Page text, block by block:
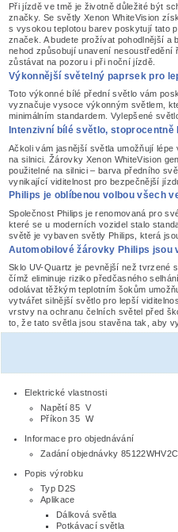
Při jízdě ve tmě je životně důležité být
značky. Se světly Xenon WhiteVision
s vysokou teplotou barev poskytují tato
značek. A budete prožívat pohodlnější
nehod způsobují unavení nesoustředění
zůstávat na pozoru i při noční jízdě.
Výkonnější světelný paprsek pro
Toto výkonné bílé přední světlo vám
vyznačuje vysoce výkonným světlem,
minimálním standardem. Vylepšené
Intenzivní bílé světlo, stoprocentně
Ačkoli vám jasnější světla umožňují
na silnici. Žárovky Xenon WhiteVision
použitelné na silnici – barva předního
vynikající viditelnost pro bezpečnější
Philips je oblíbenou volbou všech
Společnost Philips je renomovaná pro
které se u moderních vozidel stalo
světě je vybaven světly Philips, která
Automobilové žárovky Philips jsou
Sklo UV-Quartz je pevnější než tvrzené
čímž eliminuje riziko předčasného
odolávat těžkým teplotním šokům
vytvářet silnější světlo pro lepší
vrstvy na ochranu čelních světel před
to, že tato světla jsou stavěna tak, aby
Elektrické vlastnosti
Napětí 85 V
Příkon 35 W
Informace pro objednávání
Zadání objednávky
Popis výrobku
Typ D2S
Aplikace
Dálková světla
Potkávací světla